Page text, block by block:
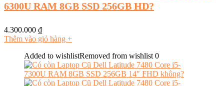
6300U RAM 8GB SSD 256GB HD?
4.300.000 ₫
Thêm vào giỏ hàng +
Added to wishlistRemoved from wishlist 0